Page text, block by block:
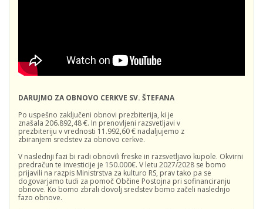
DARUJMO ZA OBNOVO CERKVE SV. ŠTEFANA
Po uspešno zaključeni obnovi prezbiterija, ki je
znašala 206.892,48 €. In prenovljeni razsvetljavi v
prezbiteriju v vrednosti 11.992,60 € nadaljujemo z
zbiranjem sredstev za obnovo cerkve.
V naslednji fazi bi radi obnovili freske in razsvetljavo kupole. Okvirni
predračun te investicije je 150.000€. V letu 2027/2028 se bomo
prijavili na razpis Ministrstva za kulturo RS, prav tako pa se
dogovarjamo tudi za pomoč Občine Postojna pri sofinanciranju
obnove. Ko bomo zbrali dovolj sredstev bomo začeli naslednjo
fazo obnove.